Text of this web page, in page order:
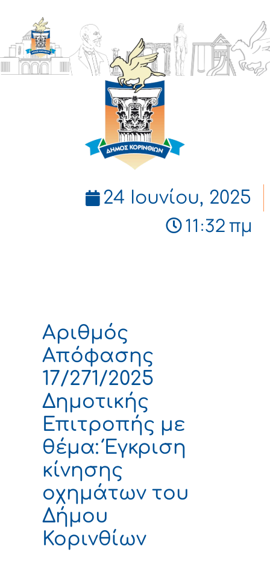
ΔΗΜΟΣ
ΚΟΡΙΝΘΙΩΝ
24 Ιουνίου, 2025
11:32 πμ
Αριθμός
Απόφασης
17/271/2025
Δημοτικής
Επιτροπής με
θέμα: Έγκριση
κίνησης
οχημάτων του
Δήμου
Κορινθίων